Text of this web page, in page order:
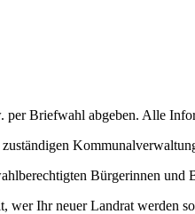
Briefwahl abgeben. Alle
Bürgerinnen und
wer Ihr neuer Landrat